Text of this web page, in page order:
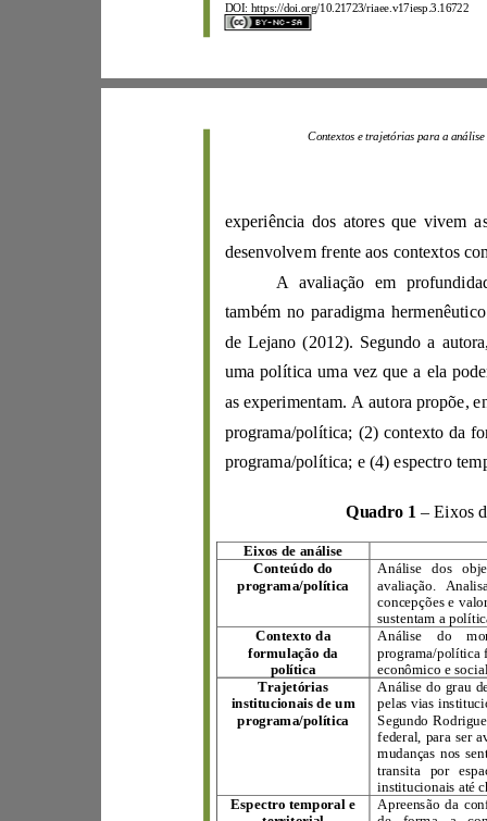
DOI: https://d oi.org/10.21723/riaee.v17iesp.3.16722
Contextos e trajetó
experiência dos a tores que vi vem a
também no parad
de Lejano ( 2012
as e xperimentam. A autora pro
Quadro 1 –
Ei xos de análise
Conteúdo do
programa/política avaliação. Anal
conc epçõe s e valo
Contexto da
formulação da
política
programa/
Trajetórias
institucionais de um
programa/política
pelas via s ins
muda nças nos sen
E spectro temporal e